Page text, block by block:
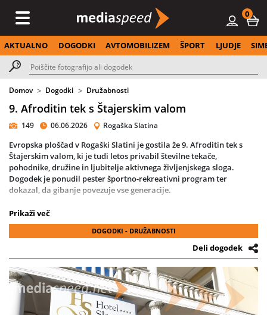
0
AKTUALNO DOGODKI AVTOMOBILIZEM ŠPORT LJUDJE
Domov Dogodki Družabnosti
9. Afroditin tek s Štajerskim valom
149 06.06.2026 Rogaška Slatina
Evropska ploščad v Rogaški Slatini je gostila že 9. Afroditin tek s
Štajerskim valom, ki je tudi letos privabil številne tekače,
pohodnike, družine in ljubitelje aktivnega življenjskega sloga.
Dogodek je ponudil pester športno-rekreativni program ter
dokazal, da gibanje povezuje vse generacije.
Športni dan se je začel že v zgodnjih jutranjih urah s prevzemom
plesne šole Kuš Ni Me in glasbene izvajalke Burjane. Pred
posameznimi teki so udeležence ogreli trenerji Fit by Urh in
KSimonFit, ki so poskrbeli za dobro pripravo na športne izzive.
Na trasah različnih dolžin so se pomerili tekači na 1, 3, 5, 10 in 21
kilometrov. Poseben simbolni trenutek je zaznamoval skupinski
start teka na 3 in 5 kilometrov, ko so organizatorji v zrak spustili
balone kot znak povezanosti, zdravja in pozitivne energije.
Prikaži več
DOGODKI - DRUŽABNOSTI
Deli dogodek